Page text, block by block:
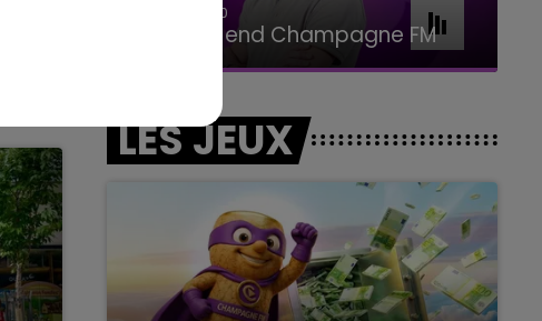
16h00 - 20h00
Le Week-end Champagne FM
LES JEUX